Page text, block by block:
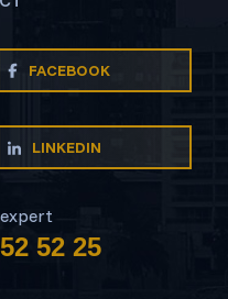
FACEBOOK
LINKEDIN
52 25